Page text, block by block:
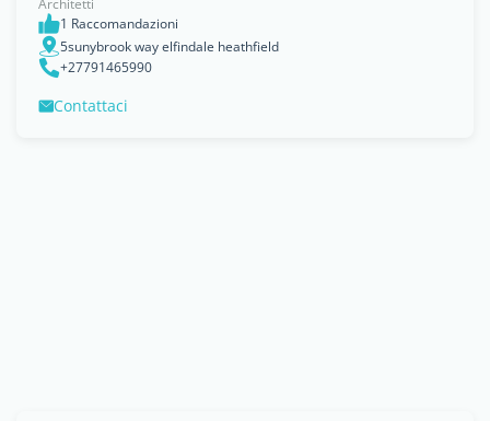
Architetti
1 Raccomandazioni
5sunybrook way elfindale heathfield
+27791465990
Contattaci